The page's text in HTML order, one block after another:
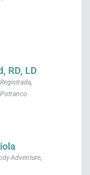
RD, LD
Adventure,